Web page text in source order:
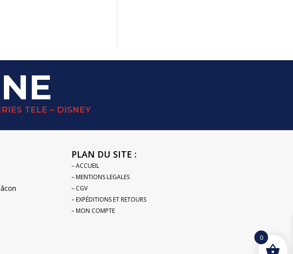
TELE – DISNEY
PLAN DU SITE :
– ACCUEIL
– MENTIONS LEGALES
– CGV
– EXPÉDITIONS ET RETOURS
– MON COMPTE
0